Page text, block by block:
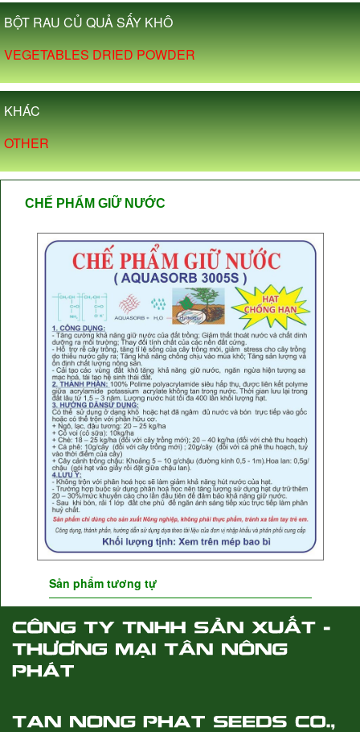
BỘT RAU CỦ QUẢ SẤY KHÔ
VEGETABLES DRIED POWDER
KHÁC
OTHER
CHẾ PHẨM GIỮ NƯỚC
Sản phẩm tương tự